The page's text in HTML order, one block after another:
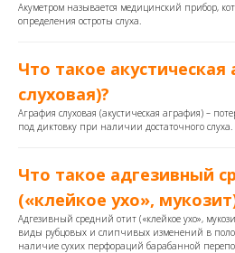
Акуметром называется медицинский прибор,
определения остроты слуха.
Что такое
слуховая)?
Аграфия слуховая (акустическая аграфия) –
под диктовку при наличии достаточного слуха.
Что такое адгезивный
(«клейкое ухо»,
Адгезивный средний отит («клейкое ухо»,
виды рубцовых и слипчивых изменений в
наличие сухих перфораций барабанной